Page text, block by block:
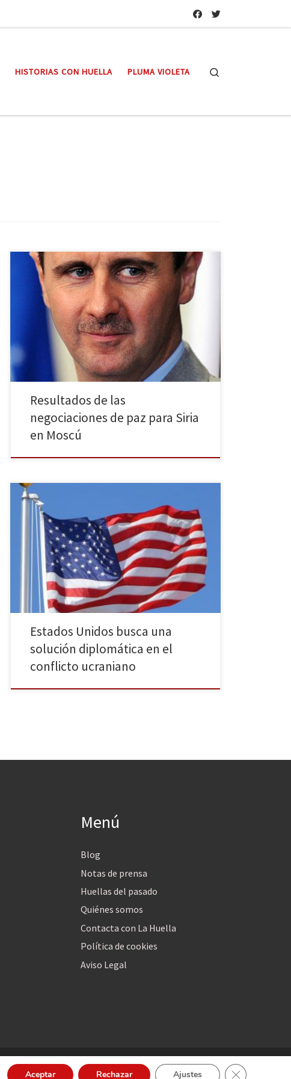
HISTORIAS CON HUELLA PLUMA VIOLETA
Después de casi cuatro años de guerra en Siria, las
conversaciones para alcanzar un acuerdo en el
conflicto se han vuelto a retomar. El encuentro ha
tenido lugar entre los días 26 y 29 de enero en una
residencia de la diplomacia rusa en Moscú que se ha
ofrecido como […]
Resultados de las
negociaciones de paz para Siria
en Moscú
En la reciente visita a Kiev, el secretario de Estado
John Kerry dejó claro que Estados Unidos no quiere
una confrontación, pero condenó el acto e instó a
Vladimir Putin a reflexionar antes de que la situación
empeore para una Rusia que ya ha visto cómo sus
relaciones militares y […]
Estados Unidos busca una
solución diplomática en el
conflicto ucraniano
Menú
Blog
Notas de prensa
Huellas del pasado
Quiénes somos
Contacta con La Huella
Política de cookies
Aviso Legal
Aceptar Rechazar Ajustes Cerrar el